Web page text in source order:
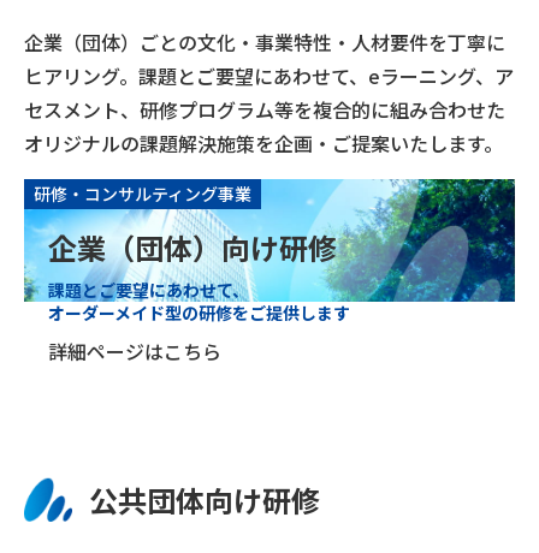
企業（団体）ごとの文化・事業特性・人材要件を丁寧に
ヒアリング。課題とご要望にあわせて、eラーニング、ア
セスメント、研修プログラム等を複合的に組み合わせた
オリジナルの課題解決施策を企画・ご提案いたします。
研修・コンサルティング事業
企業（団体）向け研修
課題とご要望にあわせて、
オーダーメイド型の研修をご提供します
詳細ページはこちら
公共団体向け研修